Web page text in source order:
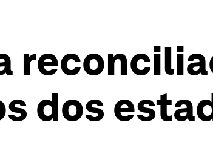
dos